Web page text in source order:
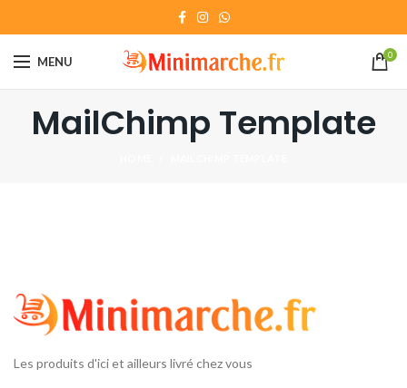
MENU 0
MailChimp Template
Les produits d'ici et ailleurs livré chez vous